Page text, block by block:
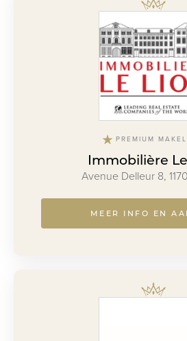
PREMIUM
Immobilière
Avenue Delleur 8,
MEER INFO EN